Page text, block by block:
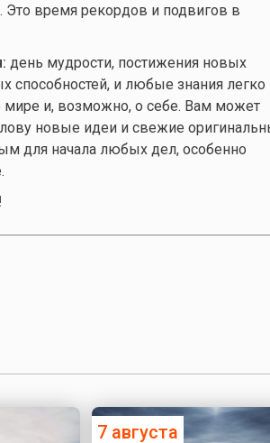
Это время рекордов и подвигов в
день мудрости, постижения новых
способностей, и любые знания легко
мире и, возможно, о себе. Вам может
новые идеи и свежие
для начала любых дел, особенно
7 августа